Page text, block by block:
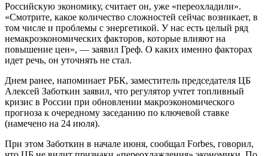
Российскую экономику, считает он, уже «переохладили».
«Смотрите, какое количество сложностей сейчас возникает, в
том числе и проблемы с энергетикой. У нас есть целый ряд
немакроэкономических факторов, которые влияют на
повышение цен», — заявил Греф. О каких именно факторах
идет речь, он уточнять не стал.
Днем ранее, напоминает РБК, заместитель председателя ЦБ
Алексей Заботкин заявил, что регулятор учтет топливный
кризис в России при обновлении макроэкономического
прогноза к очередному заседанию по ключевой ставке
(намечено на 24 июля).
При этом Заботкин в начале июня, сообщал Forbes, говорил,